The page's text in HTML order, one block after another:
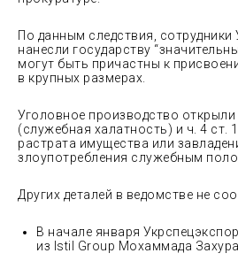
По данным следствия,
нанесли государству
могут быть причастны к
в крупных размерах.
Уголовное производство открыли
(служебная халатность) и ч. 4 ст.
растрата имущества или
злоупотребления служебным
Других деталей в ведомстве не
В начале января
из Istil Group Мохаммада